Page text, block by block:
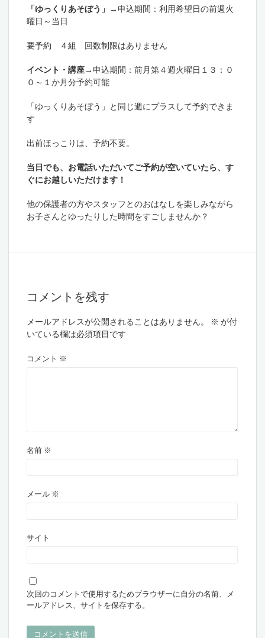
「ゆっくりあそぼう」 →申込期間：利用希望日の前週火
曜日～当日
要予約 ４組 回数制限はありません
イベント・講座→申込期間：前月第４週火曜日１３：０
０～１か月分予約可能
「ゆっくりあそぼう」と同じ週にプラスして予約できま
す
出前ほっこりは、予約不要。
当日でも、お電話いただいてご予約が空いていたら、す
ぐにお越しいただけます！
他の保護者の方やスタッフとのおはなしを楽しみながら
お子さんとゆったりした時間をすごしませんか？
コメントを残す
メールアドレスが公開されることはありません。 ※ が付
いている欄は必須項目です
コメント ※
名前 ※
メール ※
サイト
次回のコメントで使用するためブラウザーに自分の名前、メ
ールアドレス、サイトを保存する。